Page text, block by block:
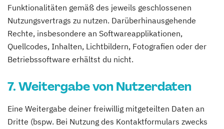
Funktionalitäten gemäß des jeweils geschlossenen
Nutzungsvertrags zu nutzen. Darüberhinausgehende
Rechte, insbesondere an Softwareapplikationen,
Quellcodes, Inhalten, Lichtbildern, Fotografien oder der
Betriebssoftware erhältst du nicht.
7. Weitergabe von Nutzerdaten
Eine Weitergabe deiner freiwillig mitgeteilten Daten an
Dritte (bspw. Bei Nutzung des Kontaktformulars zwecks